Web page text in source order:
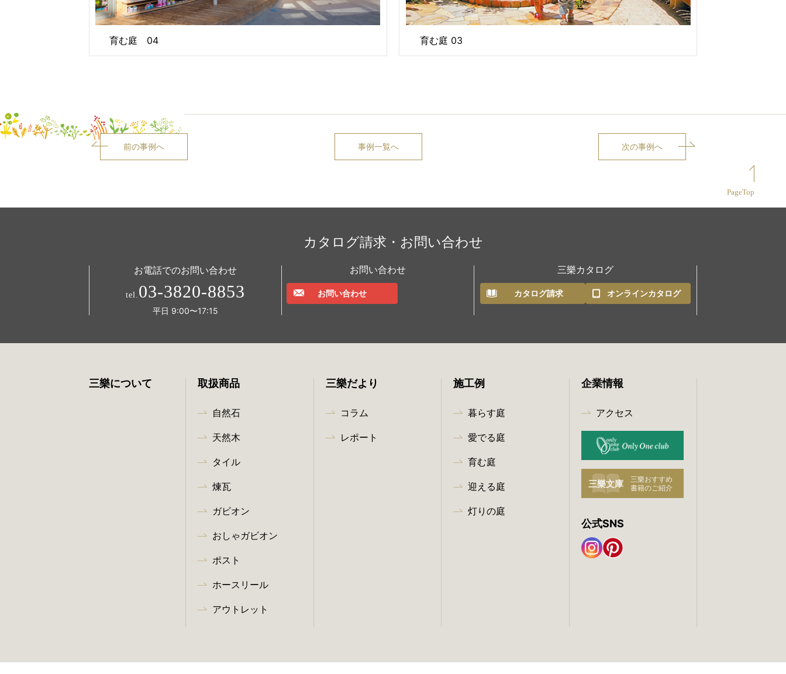
育む庭 04 育む庭 03
前の事例へ 事例一覧へ 次の事例へ
PageTop
カタログ請求・お問い合わせ
お電話でのお問い合わせ
tel. 03-3820-8853
平日 9:00〜17:15
お問い合わせ
お問い合わせ
三樂カタログ
カタログ請求 オンラインカタログ
三樂について 取扱商品
自然石
天然木
タイル
煉瓦
ガビオン
おしゃガビオン
ポスト
ホースリール
アウトレット
三樂だより
コラム
レポート
施工例
暮らす庭
愛でる庭
育む庭
迎える庭
灯りの庭
企業情報
アクセス
公式SNS